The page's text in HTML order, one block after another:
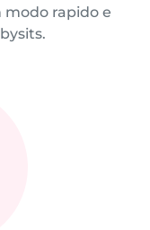
rapido e